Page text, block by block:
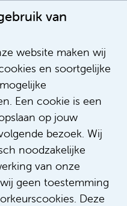
van
website maken wij
en soortgelijke
Een cookie is een
op jouw
bezoek. Wij
noodzakelijke
van onze
geen toestemming
Deze